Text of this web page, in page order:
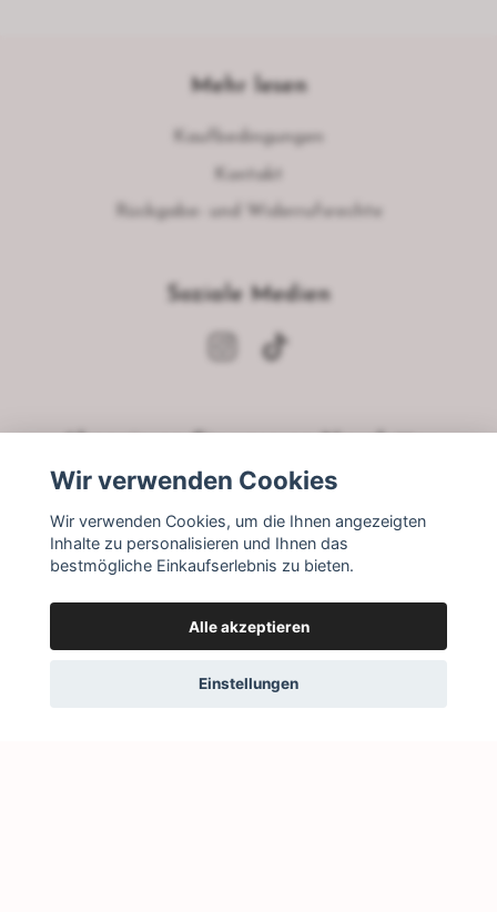
Mehr lesen
Kaufbedingungen
Kontakt
Rückgabe- und Widerrufsrechte
Soziale Medien
Abonnieren
Wir verwenden Cookies
Wir verwenden Cookies, um die Ihnen angezeigten
Inhalte zu personalisieren und Ihnen das
bestmögliche Einkaufserlebnis zu bieten.
Alle akzeptieren
Einstellungen